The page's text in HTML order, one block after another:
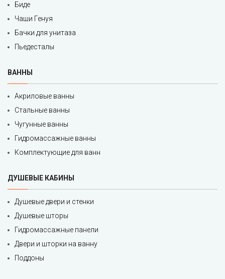
Биде
Чаши Генуя
Бачки для унитаза
Пьедесталы
ВАННЫ
Акриловые ванны
Стальные ванны
Чугунные ванны
Гидромассажные ванны
Комплектующие для ванн
ДУШЕВЫЕ КАБИНЫ
Душевые двери и стенки
Душевые шторы
Гидромассажные панели
Двери и шторки на ванну
Поддоны